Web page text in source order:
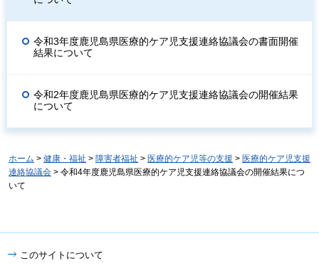
令和3年度鹿児島県医療的ケア児支援連絡協議会の書面開催
結果について
令和2年度鹿児島県医療的ケア児支援連絡協議会の開催結果
について
ホーム > 健康・福祉 > 障害者福祉 > 医療的ケア児等の支援 > 医療的ケア児支援
連絡協議会 > 令和4年度鹿児島県医療的ケア児支援連絡協議会の開催結果につ
いて
このサイトについて